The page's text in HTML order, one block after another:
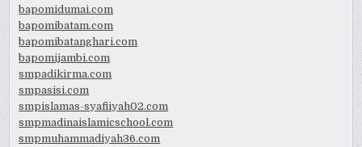
bapomidumai.com
bapomibatam.com
bapomibatanghari.com
bapomijambi.com
smpadikirma.com
smpasisi.com
smpislamas-syafiiyah02.com
smpmadinaislamicschool.com
smpmuhammadiyah36.com